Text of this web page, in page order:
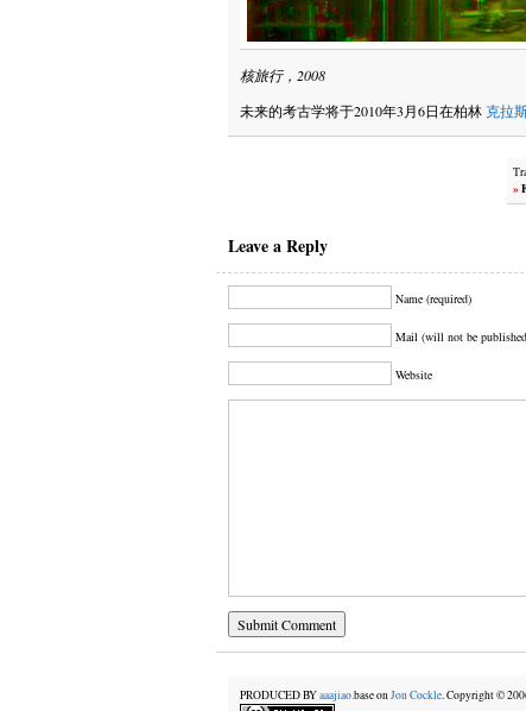
核旅行，2008
未来的考古学将于2010年3月6日在柏林 克拉
»
Leave a Reply
Name (required)
Mail (will not be
Website
PRODUCED BYaaajiao.base onJon Cockle. Copyright ©